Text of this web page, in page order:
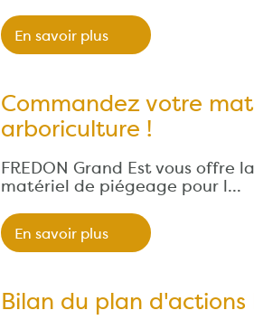
En savoir plus
Commandez votre
arboriculture !
FREDON Grand Est vous offre
matériel de piégeage pour l…
En savoir plus
Bilan du plan d'actions